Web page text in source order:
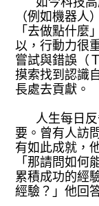
（例如機器人
「去做點什麼
以，行動力很
嘗試與錯誤（
摸索找到認識
長處去貢獻。
人生每日反
要。曾有人訪
有如此成就，
「那請問如何
累積成功的經
經驗？」他回